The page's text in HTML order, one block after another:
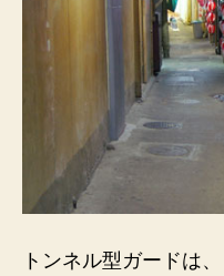
トンネル型ガードは